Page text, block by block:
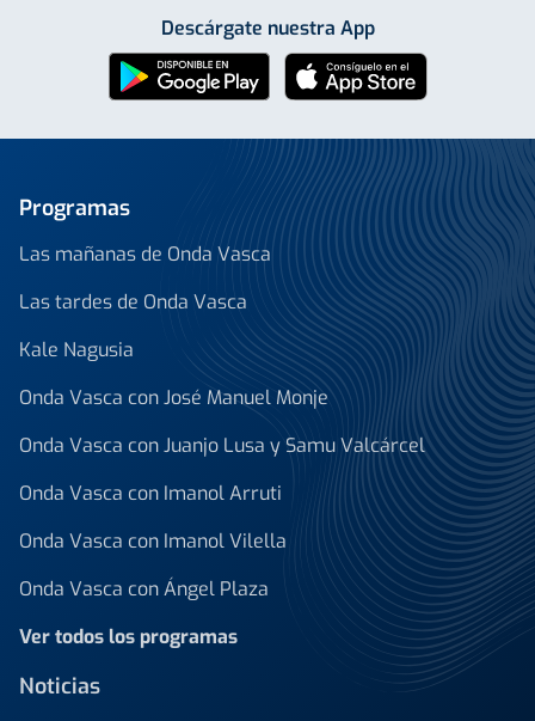
Descárgate nuestra App
Programas
Las mañanas de Onda Vasca
Las tardes de Onda Vasca
Kale Nagusia
Onda Vasca con José Manuel Monje
Onda Vasca con Juanjo Lusa y Samu Valcárcel
Onda Vasca con Imanol Arruti
Onda Vasca con Imanol Vilella
Onda Vasca con Ángel Plaza
Ver todos los programas
Noticias